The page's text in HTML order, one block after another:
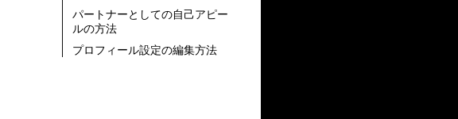
パートナーとしての自己アピー
ルの方法
プロフィール設定の編集方法